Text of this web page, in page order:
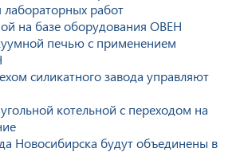
лабораторных работ
на базе оборудования ОВЕН
печью с применением
силикатного завода управляют
котельной с переходом на
Новосибирска будут объединены в